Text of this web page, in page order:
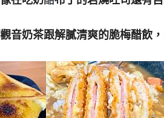
音奶茶跟解膩清爽的脆梅醋飲